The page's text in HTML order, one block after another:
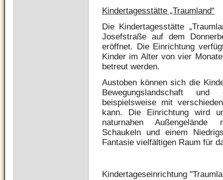
Kindertagesstätte „Traumland“
Die Kindertagesstätte
Josefstraße auf dem
eröffnet. Die Einrichtung
Kinder im Alter von vier
betreut werden.
Austoben können sich die
Bewegungslandschaft
beispielsweise mit
kann. Die Einrichtung wird
naturnahen Außengelände
Schaukeln und einem
Fantasie vielfältigen Raum für
Kindertageseinrichtung